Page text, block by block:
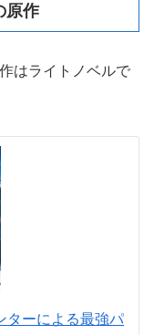
原作
はライトノベルで
ターによる最強パ